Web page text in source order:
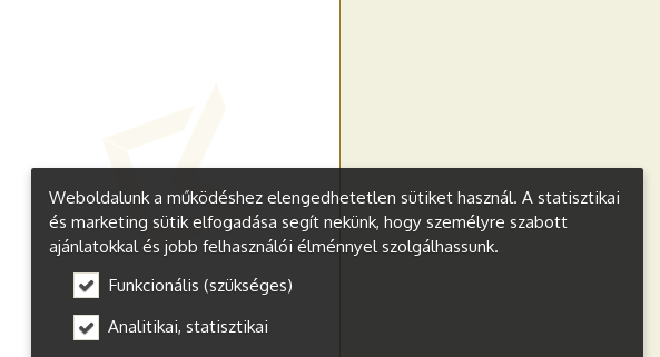
Weboldalunk a működéshez elengedhetetlen sütiket használ. A statisztikai
és marketing sütik elfogadása segít nekünk, hogy személyre szabott
ajánlatokkal és jobb felhasználói élménnyel szolgálhassunk.
Funkcionális (szükséges)
Analitikai, statisztikai